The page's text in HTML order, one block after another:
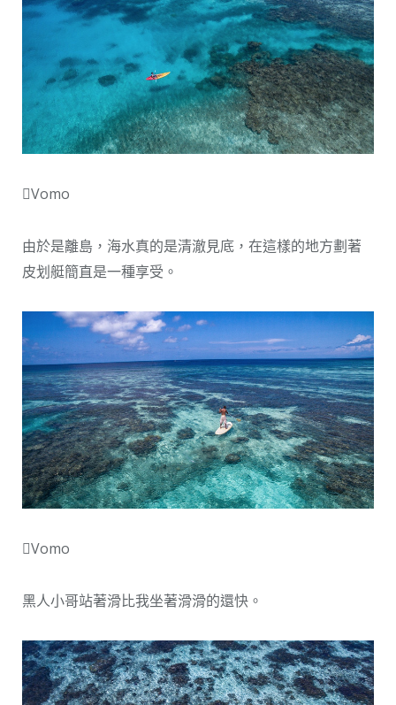
Vomo
由於是離島，海水真的是清澈見底，在這樣的地方劃著
皮划艇簡直是一種享受。
Vomo
黑人小哥站著滑比我坐著滑滑的還快。